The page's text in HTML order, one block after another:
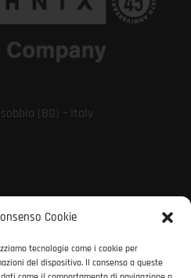
Cookie
tecnologie come i cookie per
del dispositivo. Il consenso a queste
(BG) – Italy